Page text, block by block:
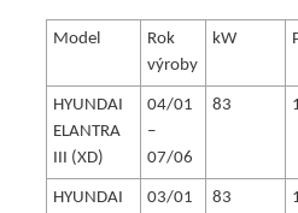
Model
Rok
výroby
kW
HYUNDAI
ELANTRA
III (XD)
04/01
–
07/06
83
HYUNDAI
03/01
83